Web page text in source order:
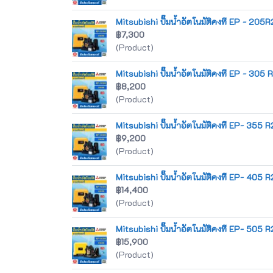
Mitsubishi ปั๊มน้ำอัตโนมัติคงที EP -
฿7,300
(Product)
Mitsubishi ปั๊มน้ำอัตโนมัติคงที EP - 305
฿8,200
(Product)
Mitsubishi ปั๊มน้ำอัตโนมัติคงที EP- 355
฿9,200
(Product)
Mitsubishi ปั๊มน้ำอัตโนมัติคงที EP- 405
฿14,400
(Product)
Mitsubishi ปั๊มน้ำอัตโนมัติคงที EP- 505
฿15,900
(Product)